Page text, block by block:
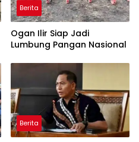
Berita
Ogan Ilir Siap Jadi
Lumbung Pangan Nasional
Berita